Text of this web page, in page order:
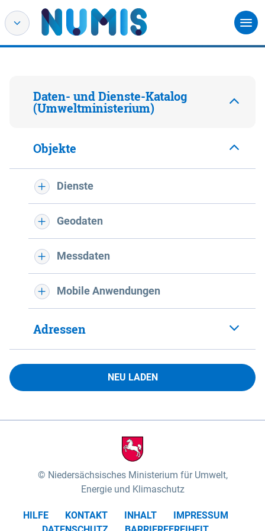
Daten- und Dienste-Katalog
(Umweltministerium)
Objekte
Dienste
Geodaten
Messdaten
Mobile Anwendungen
Adressen
NEU LADEN
Niedersächsisches Ministerium für Umwelt,
Energie und Klimaschutz
HILFE KONTAKT INHALT
IMPRESSUM